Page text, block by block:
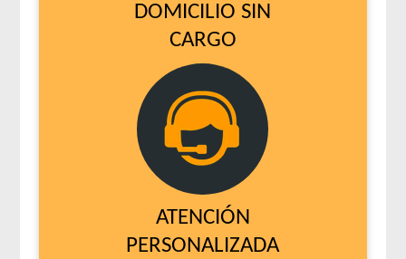
DOMICILIO SIN
CARGO
ATENCIÓN
PERSONALIZADA